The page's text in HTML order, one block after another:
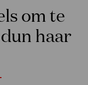
om te
haar